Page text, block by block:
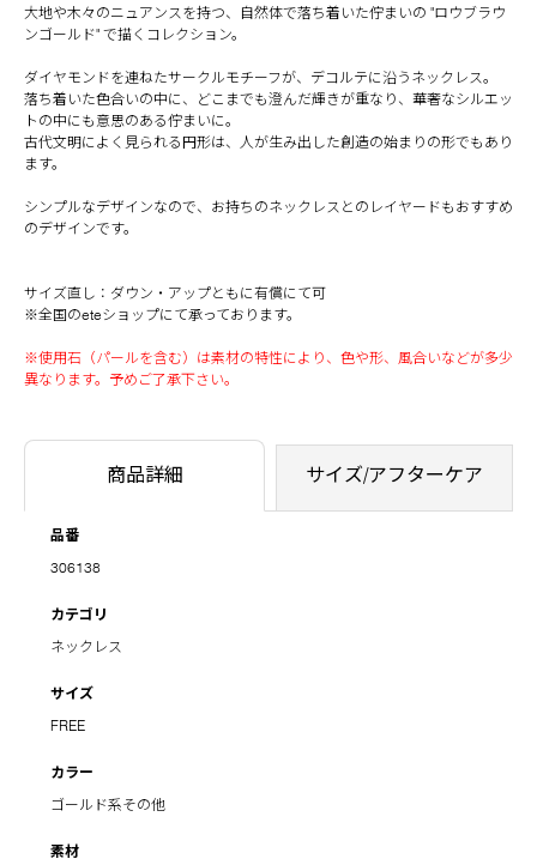
大地や木々のニュアンスを持つ、自然体で落ち着いた佇まいの "ロウブラウ
ンゴールド" で描くコレクション。
ダイヤモンドを連ねたサークルモチーフが、デコルテに沿うネックレス。
落ち着いた色合いの中に、どこまでも澄んだ輝きが重なり、華奢なシルエッ
トの中にも意思のある佇まい‎に。
古代文明によく見られる円形は、人が生み出した創造の始まりの形でもあり
ます。
シンプルなデザインなので、お持ちのネックレスとのレイヤードもおすすめ
のデザインです。
サイズ直し：ダウン・アップともに有償にて可
※全国のeteショップにて承っております。
※使用石（パールを含む）は素材の特性により、色や形、風合いなどが多少
異なります。予めご了承下さい。
商品詳細 サイズ/アフターケア
品番
306138
カテゴリ
ネックレス
サイズ
FREE
カラー
ゴールド系その他
素材